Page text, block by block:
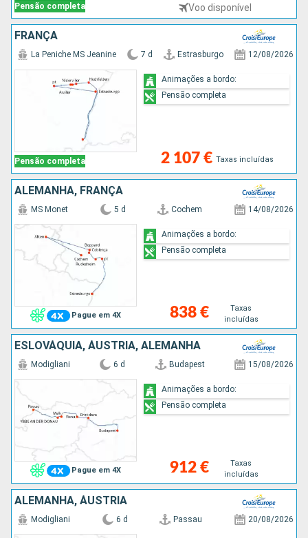
Pensão completa Voo disponível
FRANÇA
Pensão completa
La Peniche MS Jeanine 7 d Estrasburgo 12/08/2026
2 107 € Taxas incluídas
Animações a bordo:
Pensão completa
ALEMANHA, FRANÇA
Pague em 4X
MS Monet 5 d Cochem 14/08/2026
838 €
Taxas
incluídas
Animações a bordo:
Pensão completa
ESLOVÁQUIA, ÁUSTRIA, ALEMANHA
Pague em 4X
Modigliani 6 d Budapest 15/08/2026
912 €
Taxas
incluídas
Animações a bordo:
Pensão completa
ALEMANHA, ÁUSTRIA
Modigliani 6 d Passau 20/08/2026